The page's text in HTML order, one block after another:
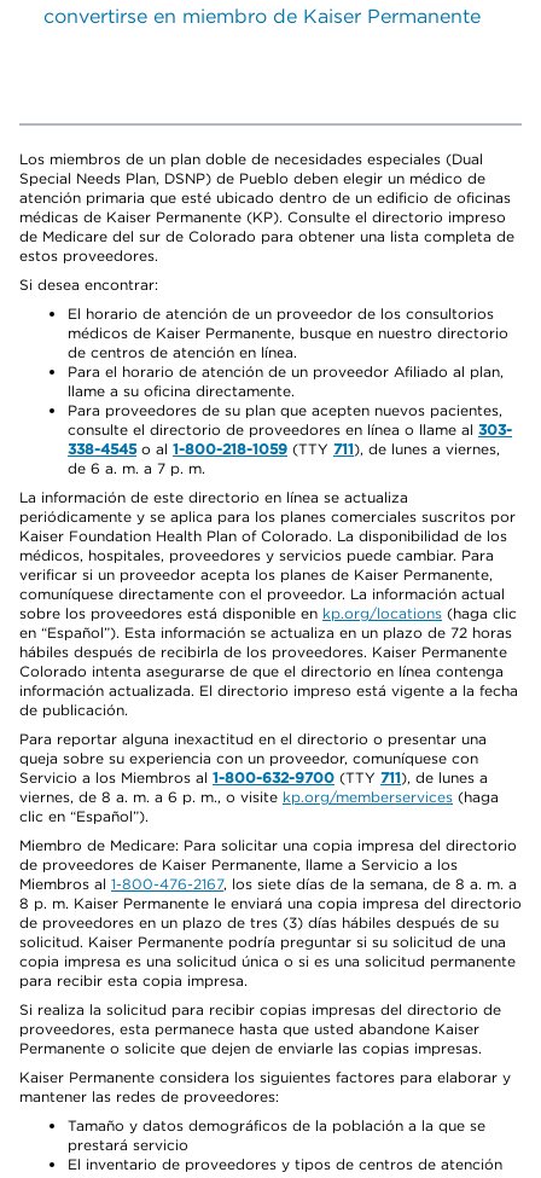
convertirse en miembro de Kaiser Permanente
Los miembros de un plan doble de necesidades especiales (Dual
Special Needs Plan, DSNP) de Pueblo deben elegir un médico de
atención primaria que esté ubicado dentro de un edificio de oficinas
médicas de Kaiser Permanente (KP). Consulte el directorio impreso
de Medicare del sur de Colorado para obtener una lista completa de
estos proveedores.
Si desea encontrar:
El horario de atención de un proveedor de los consultorios
médicos de Kaiser Permanente, busque en nuestro directorio
de centros de atención en línea.
Para el horario de atención de un proveedor Afiliado al plan,
llame a su oficina directamente.
Para proveedores de su plan que acepten nuevos pacientes,
consulte el directorio de proveedores en línea o llame al 303-
338-4545o al 1-800-218-1059 (TTY 711), de lunes a viernes,
de 6 a. m. a 7 p. m.
La información de este directorio en línea se actualiza
periódicamente y se aplica para los planes comerciales suscritos por
Kaiser Foundation Health Plan of Colorado. La disponibilidad de los
médicos, hospitales, proveedores y servicios puede cambiar. Para
verificar si un proveedor acepta los planes de Kaiser Permanente,
comuníquese directamente con el proveedor. La información actual
sobre los proveedores está disponible en kp.org/locations (haga clic
en “Español”). Esta información se actualiza en un plazo de 72 horas
hábiles después de recibirla de los proveedores. Kaiser Permanente
Colorado intenta asegurarse de que el directorio en línea contenga
información actualizada. El directorio impreso está vigente a la fecha
de publicación.
Para reportar alguna inexactitud en el directorio o presentar una
queja sobre su experiencia con un proveedor, comuníquese con
Servicio a los Miembros al 1-800-632-9700 (TTY 711), de lunes a
viernes, de 8 a. m. a 6 p. m., o visite kp.org/memberservices (haga
clic en “Español”).
Miembro de Medicare: Para solicitar una copia impresa del directorio
de proveedores de Kaiser Permanente, llame a Servicio a los
Miembros al 1-800-476-2167, los siete días de la semana, de 8 a. m. a
8 p. m. Kaiser Permanente le enviará una copia impresa del directorio
de proveedores en un plazo de tres (3) días hábiles después de su
solicitud. Kaiser Permanente podría preguntar si su solicitud de una
copia impresa es una solicitud única o si es una solicitud permanente
para recibir esta copia impresa.
Si realiza la solicitud para recibir copias impresas del directorio de
proveedores, esta permanece hasta que usted abandone Kaiser
Permanente o solicite que dejen de enviarle las copias impresas.
Kaiser Permanente considera los siguientes factores para elaborar y
mantener las redes de proveedores:
Tamaño y datos demográficos de la población a la que se
prestará servicio
El inventario de proveedores y tipos de centros de atención